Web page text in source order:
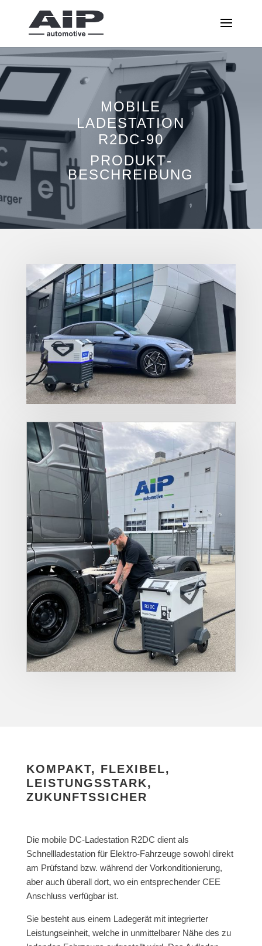
MOBILE
LADESTATION
R2DC-90
PRODUKT­
BESCHREIBUNG
KOMPAKT, FLEXIBEL,
LEISTUNGS­STARK,
ZUKUNFTS­SICHER
Die mobile DC-Ladestation R2DC dient als
Schnellladestation für Elektro-Fahrzeuge sowohl direkt
am Prüfstand bzw. während der Vorkonditionierung,
aber auch überall dort, wo ein entsprechender CEE
Anschluss verfügbar ist.
Sie besteht aus einem Ladegerät mit integrierter
Leistungseinheit, welche in unmittelbarer Nähe des zu